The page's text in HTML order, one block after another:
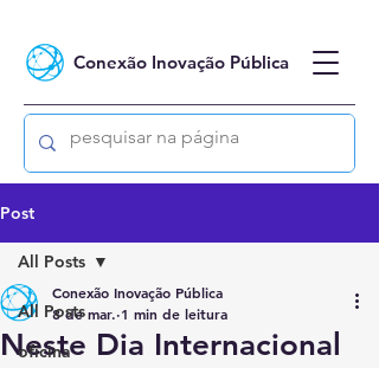
Conexão Inovação Pública
Post
All Posts
oficina
All Posts
Neste Dia Internacional
Conexão Inovação Pública
8 de mar. 1 min de leitura